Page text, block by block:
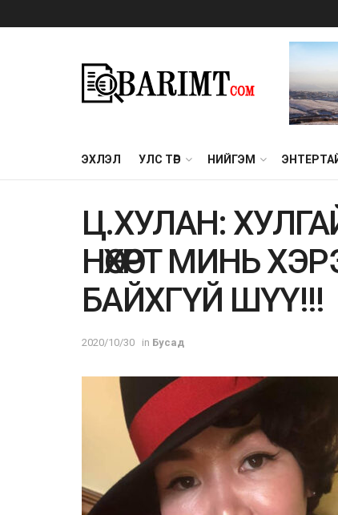
ЭХЛЭЛ УЛС ТӨР НИЙГЭМ
Ц.ХУЛАН:
НӨХӨРТ МИНЬ
БАЙХГҮЙ ШҮҮ!!!
2020/10/30 in Бусад